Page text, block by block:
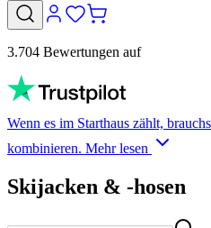
3.704 Bewertungen auf
Wenn es im Starthaus zählt,
kombinieren. Mehr lesen
Skijacken & -hosen